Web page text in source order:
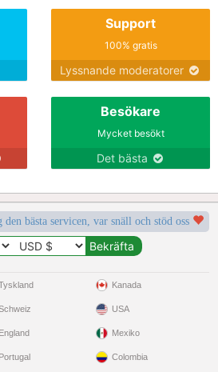
Support
100% gratis
Lyssnande moderatorer
Besökare
Mycket besökt
Det bästa
bästa servicen, var snäll och stöd oss
England
Portugal
Kanada
USA
Mexiko
Colombia